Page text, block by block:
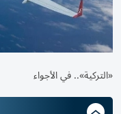
«التركية».. في الأجواء